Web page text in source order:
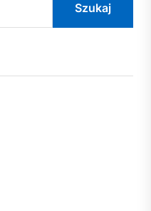
Szukaj